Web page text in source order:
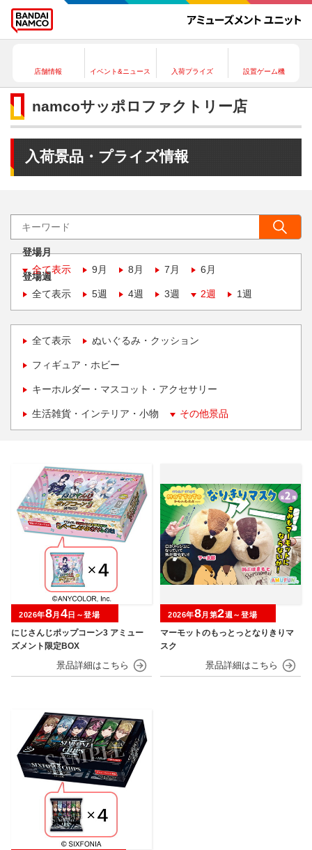
店舗情報 イベント&ニュース 入荷プライズ 設置ゲーム機
namcoサッポロファクトリー店
入荷景品・プライズ情報
登場月
全て表示
9月 8月 7月 6月
登場週
全て表示
5週 4週 3週 2週 1週
全て表示 ぬいぐるみ・クッション
フィギュア・ホビー
キーホルダー・マスコット・アクセサリー
生活雑貨・インテリア・小物 その他景品
にじさんじポップコーン3 アミュー
ズメント限定BOX
2026年8月 4日～登場
マーモットのもっとっとなりきりマ
スク
2026年8月第2週～登場